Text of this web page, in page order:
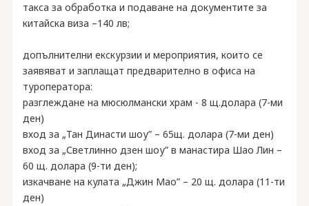
такса за обработка и подаване на документите за
китайска виза –140 лв;
допълнителни екскурзии и мероприятия, които се
заявяват и заплащат предварително в офиса на
туроператора:
разглеждане на мюсюлмански храм - 8 щ.долара (7-ми
ден)
вход за „Тан Династи шоу” – 65щ. долара (7-ми ден)
вход за „Светлинно дзен шоу” в манастира Шао Лин –
60 щ. долара (9-ти ден);
изкачване на кулата „Джин Мао” – 20 щ. долара (11-ти
ден)